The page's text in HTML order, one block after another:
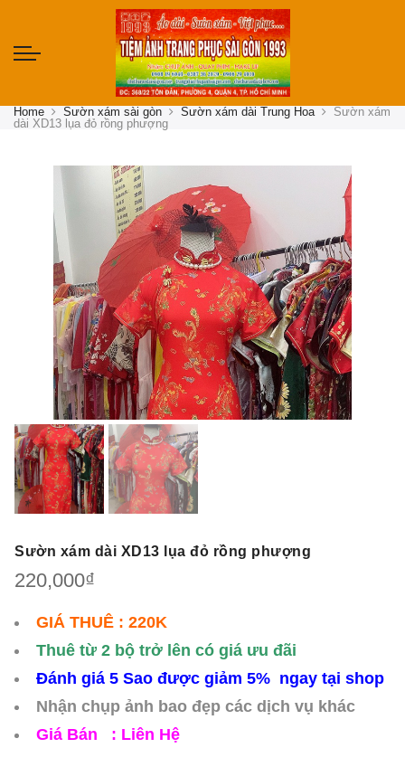
Home Sườn xám sài gòn Sườn xám dài Trung Hoa
Sườn xám
dài XD13 lụa đỏ rồng phượng
Sườn xám dài XD13 lụa đỏ rồng phượng
220,000₫
GIÁ THUÊ : 220K
Thuê từ 2 bộ trở lên có giá ưu đãi
Đánh giá 5 Sao được giảm 5% ngay tại shop
Nhận chụp ảnh bao đẹp các dịch vụ khác
Giá Bán : Liên Hệ